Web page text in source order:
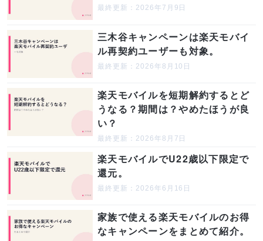
最終更新：2026年7月9日
三木谷キャンペーンは楽天モバイ
ル再契約ユーザーも対象。
最終更新：2026年8月10日
楽天モバイルを短期解約するとど
うなる？期間は？やめたほうが良
い？
最終更新：2026年8月7日
楽天モバイルでU22歳以下限定で
還元。
最終更新：2026年6月16日
家族で使える楽天モバイルのお得
なキャンペーンをまとめて紹介。